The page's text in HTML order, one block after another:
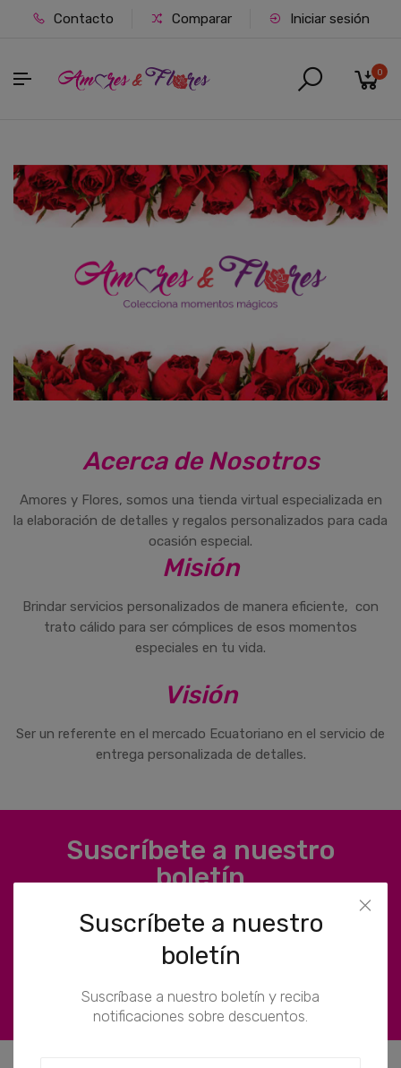
Contacto Comparar Iniciar sesión
0
Acerca de Nosotros
Amores y Flores, somos una tienda virtual especializada en
la elaboración de detalles y regalos personalizados para cada
ocasión especial.
Misión
Brindar servicios personalizados de manera eficiente, con
trato cálido para ser cómplices de esos momentos
especiales en tu vida.
Visión
Ser un referente en el mercado Ecuatoriano en el servicio de
entrega personalizada de detalles.
Suscríbete a nuestro
boletín
Suscríbase a nuestro boletín y reciba notificaciones
sobre descuentos.
SUSCRIBIRME
Suscríbete a nuestro
boletín
Suscríbase a nuestro boletín y reciba
notificaciones sobre descuentos.